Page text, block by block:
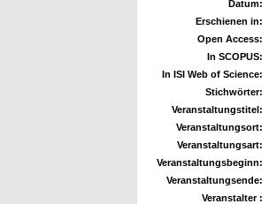
Datum:
Erschienen in:
Open Access:
In SCOPUS:
In ISI Web of Science:
Stichwörter:
Veranstaltungstitel:
Veranstaltungsort:
Veranstaltungsart:
Veranstaltungsbeginn:
Veranstaltungsende:
Veranstalter :